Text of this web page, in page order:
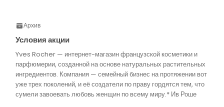
Архив
Условия акции
Yves Rocher — интернет-магазин французской косметики и
парфюмерии, созданной на основе натуральных растительных
ингредиентов. Компания — семейный бизнес на протяжении вот
уже трех поколений, и её создатели по праву гордятся тем, что
сумели завоевать любовь женщин по всему миру.* Ив Роше